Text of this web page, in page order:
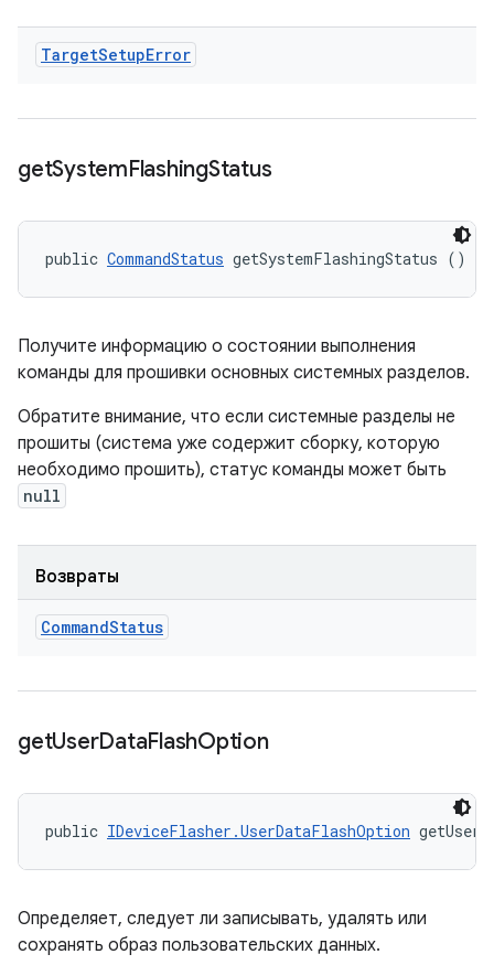
TargetSetupError
getSystemFlashingStatus
public CommandStatus getSystemFlashingStatus ()
Получите информацию о состоянии выполнения
команды для прошивки основных системных разделов.
Обратите внимание, что если системные разделы не
прошиты (система уже содержит сборку, которую
необходимо прошить), статус команды может быть
null
Возвраты
CommandStatus
getUserDataFlashOption
public IDeviceFlasher.UserDataFlashOption
Определяет, следует ли записывать, удалять или
сохранять образ пользовательских данных.